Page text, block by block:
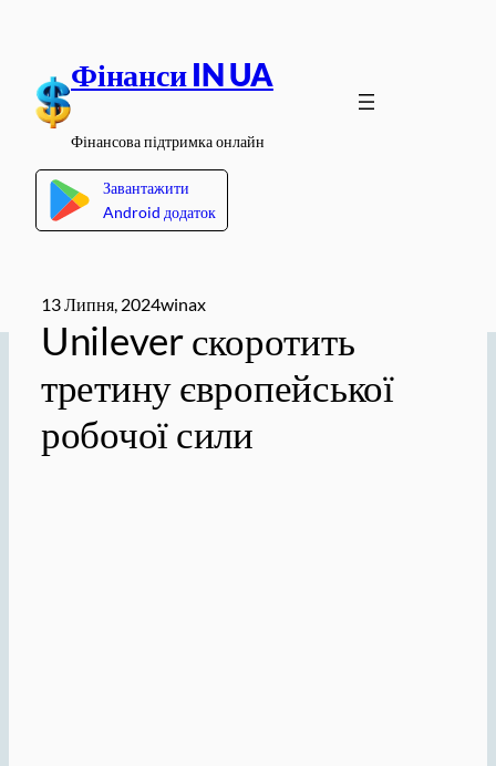
вмісту
Фінанси IN UA
Фінансова підтримка онлайн
Завантажити
Android додаток
13 Липня, 2024winax
Unilever скоротить
третину європейської
робочої сили